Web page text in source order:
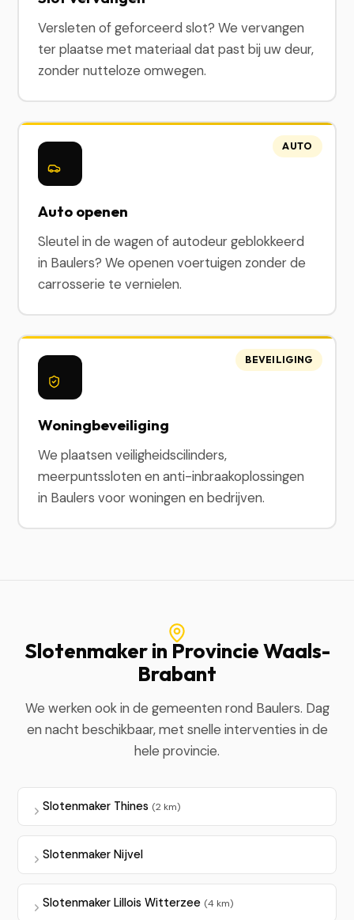
Versleten of geforceerd slot? We vervangen
ter plaatse met materiaal dat past bij uw deur,
zonder nutteloze omwegen.
Auto openen
Sleutel in de wagen of autodeur geblokkeerd
in Baulers? We openen voertuigen zonder de
carrosserie te vernielen.
AUTO
Woningbeveiliging
We plaatsen veiligheidscilinders,
meerpuntssloten en anti-inbraakoplossingen
in Baulers voor woningen en bedrijven.
BEVEILIGING
Slotenmaker in Provincie Waals-
Brabant
We werken ook in de gemeenten rond Baulers. Dag
en nacht beschikbaar, met snelle interventies in de
hele provincie.
Slotenmaker Thines (2 km)
Slotenmaker Nijvel
Slotenmaker Lillois Witterzee (4 km)